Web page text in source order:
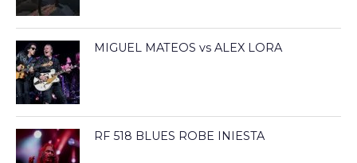
MIGUEL MATEOS vs ALEX LORA
RF 518 BLUES ROBE INIESTA